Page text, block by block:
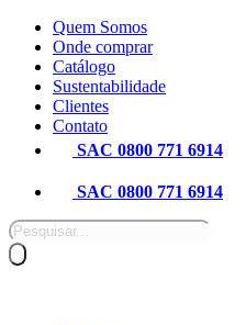
Pular
para
conteúdo
Quem Somos
Onde comprar
Catálogo
Sustentabilidade
Clientes
Contato
SAC 0800 771 6914
SAC 0800 771 6914
Pesquisar
produtos